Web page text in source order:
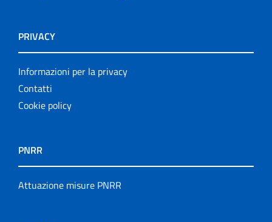
PRIVACY
Informazioni per la privacy
Contatti
Cookie policy
PNRR
Attuazione misure PNRR